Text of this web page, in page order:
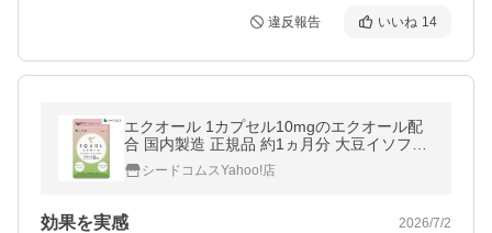
違反報告 いいね 14
エクオール 1カプセル10mgのエクオール配
合 国内製造 正規品 約1ヵ月分 大豆イソフラ
ボン 乳酸菌 サプリ
シードコムスYahoo!店
効果を実感 2026/7/2